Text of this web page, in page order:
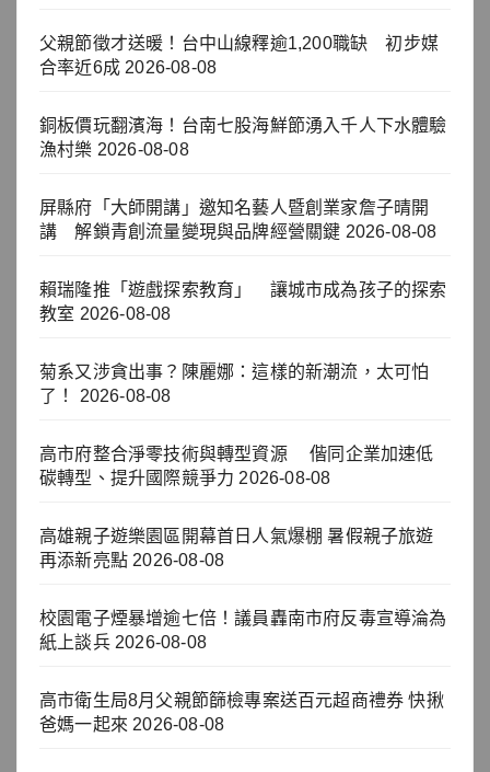
父親節徵才送暖！台中山線釋逾1,200職缺 初步媒
合率近6成 2026-08-08
銅板價玩翻濱海！台南七股海鮮節湧入千人下水體驗
漁村樂 2026-08-08
屏縣府「大師開講」邀知名藝人暨創業家詹子晴開
講 解鎖青創流量變現與品牌經營關鍵 2026-08-08
賴瑞隆推「遊戲探索教育」 讓城市成為孩子的探索
教室 2026-08-08
菊系又涉貪出事？陳麗娜：這樣的新潮流，太可怕
了！
2026-08-08
高市府整合淨零技術與轉型資源 偕同企業加速低
碳轉型、提升國際競爭力 2026-08-08
高雄親子遊樂園區開幕首日人氣爆棚 暑假親子旅遊
再添新亮點 2026-08-08
校園電子煙暴增逾七倍！議員轟南市府反毒宣導淪為
紙上談兵 2026-08-08
高市衛生局8月父親節篩檢專案送百元超商禮券 快揪
爸媽一起來 2026-08-08